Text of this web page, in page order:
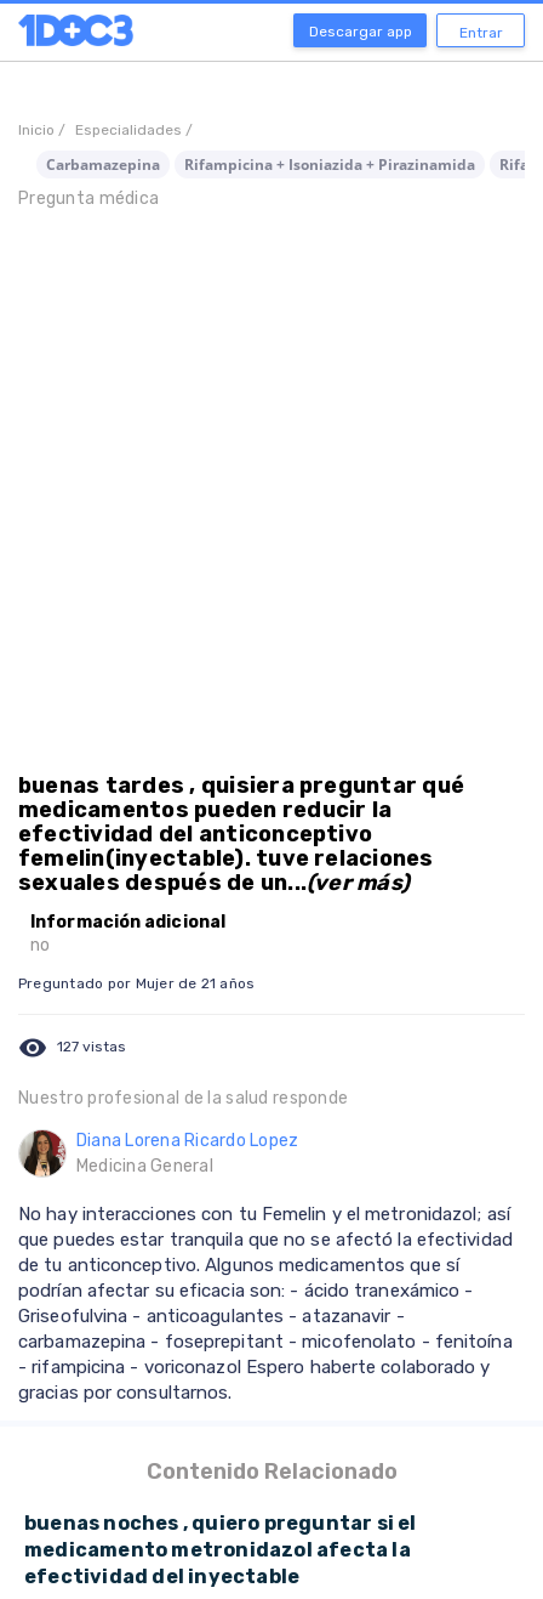
Descargar app Entrar
Inicio / Especialidades /
Carbamazepina Rifampicina + Isoniazida + Pirazinamida
Pregunta médica
buenas tardes , quisiera preguntar qué
medicamentos pueden reducir la
efectividad del anticonceptivo
femelin(inyectable). tuve relaciones
sexuales después de un...(ver más)
Información adicional
no
Preguntado por Mujer de 21 años
visibility 127 vistas
Nuestro profesional de la salud responde
Diana Lorena Ricardo Lopez
Medicina General
No hay interacciones con tu Femelin y el metronidazol; así
que puedes estar tranquila que no se afectó la efectividad
de tu anticonceptivo. Algunos medicamentos que sí
podrían afectar su eficacia son: - ácido tranexámico -
Griseofulvina - anticoagulantes - atazanavir -
carbamazepina - foseprepitant - micofenolato - fenitoína
- rifampicina - voriconazol Espero haberte colaborado y
gracias por consultarnos.
Contenido Relacionado
buenas noches , quiero preguntar si el
medicamento metronidazol afecta la
efectividad del inyectable